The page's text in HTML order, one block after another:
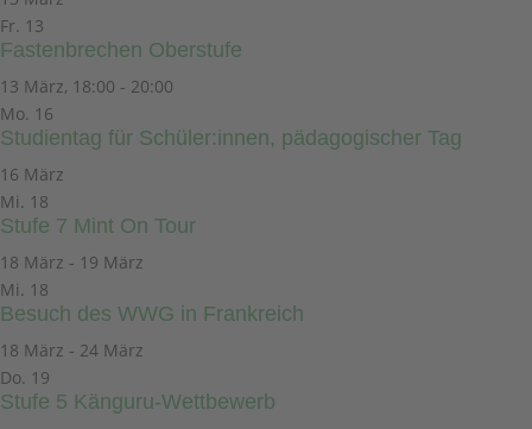
Fr. 13
Fastenbrechen Oberstufe
13 März, 18:00 - 20:00
Mo. 16
Studientag für Schüler:innen, pädagogischer Tag
16 März
Mi. 18
Stufe 7 Mint On Tour
18 März - 19 März
Mi. 18
Besuch des WWG in Frankreich
18 März - 24 März
Do. 19
Stufe 5 Känguru-Wettbewerb